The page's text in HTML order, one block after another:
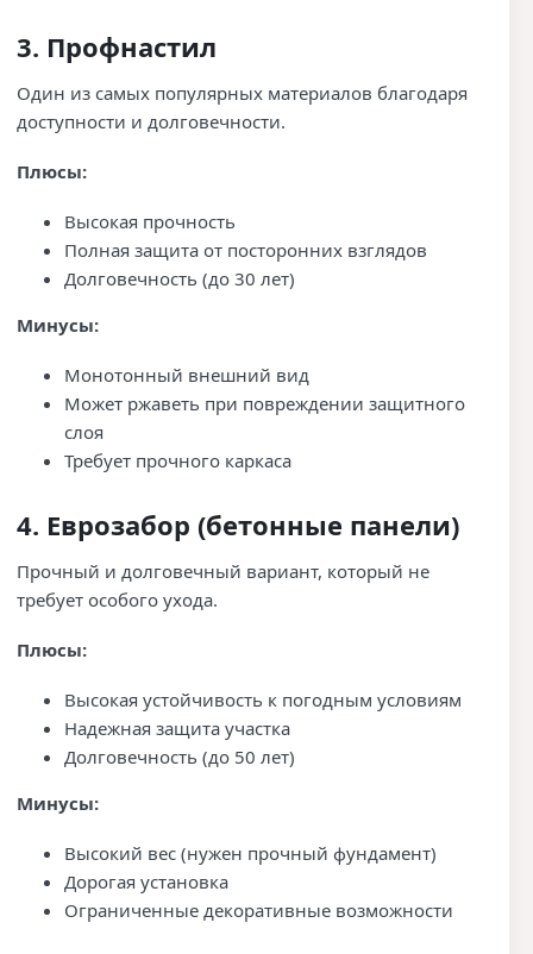
3. Профнастил
Один из самых популярных материалов благодаря
доступности и долговечности.
Плюсы:
Высокая прочность
Полная защита от посторонних взглядов
Долговечность (до 30 лет)
Минусы:
Монотонный внешний вид
Может ржаветь при повреждении защитного
слоя
Требует прочного каркаса
4. Еврозабор (бетонные панели)
Прочный и долговечный вариант, который не
требует особого ухода.
Плюсы:
Высокая устойчивость к погодным условиям
Надежная защита участка
Долговечность (до 50 лет)
Минусы:
Высокий вес (нужен прочный фундамент)
Дорогая установка
Ограниченные декоративные возможности